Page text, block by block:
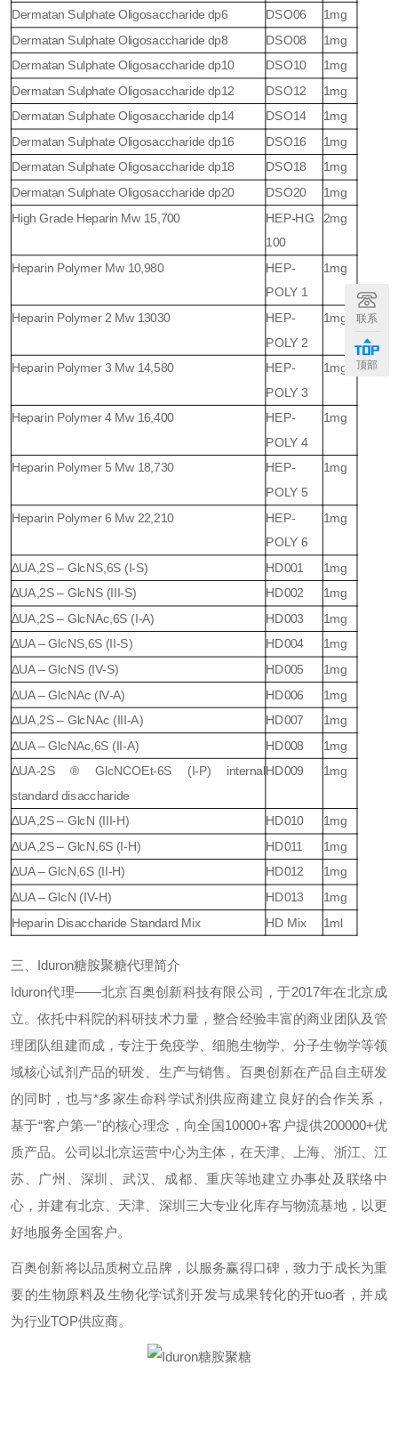
Dermatan Sulphate Oligosaccharide dp6 DSO06 1mg
Dermatan Sulphate Oligosaccharide dp8 DSO08 1mg
Dermatan Sulphate Oligosaccharide dp10 DSO10 1mg
Dermatan Sulphate Oligosaccharide dp12 DSO12
1mg
Dermatan Sulphate Oligosaccharide dp14
DSO14 1mg
Dermatan Sulphate Oligosaccharide dp16 DSO16 1mg
Dermatan Sulphate Oligosaccharide dp18 DSO18 1mg
Dermatan Sulphate Oligosaccharide dp20 DSO20 1mg
High Grade Heparin Mw 15,700
HEP-HG
100
2mg
Heparin Polymer Mw 10,980
HEP-
POLY 1
1mg
Heparin Polymer 2 Mw 13030
HEP-
POLY 2
1mg
Heparin Polymer 3 Mw 14,580 HEP-
POLY 3
1mg
Heparin Polymer 4 Mw 16,400
HEP-
POLY 4
1mg
Heparin Polymer 5 Mw 18,730 HEP-
POLY 5
1mg
Heparin Polymer 6 Mw 22,210 HEP-
POLY 6
1mg
∆UA,2S – GlcNS,6S (I-S) HD001 1mg
∆UA,2S – GlcNS (III-S) HD002 1mg
∆UA,2S – GlcNAc,6S (I-A) HD003
1mg
∆UA – GlcNS,6S (II-S)
HD004 1mg
∆UA – GlcNS (IV-S) HD005 1mg
∆UA – GlcNAc (IV-A) HD006 1mg
∆UA,2S – GlcNAc (III-A) HD007 1mg
∆UA – GlcNAc,6S (II-A) HD008
1mg
∆UA-2S ® GlcNCOEt-6S (I-P) internal
standard disaccharide
HD009 1mg
∆UA,2S – GlcN (III-H) HD010
1mg
∆UA,2S – GlcN,6S (I-H)
HD011 1mg
∆UA – GlcN,6S (II-H) HD012
1mg
∆UA – GlcN (IV-H)
HD013 1mg
Heparin Disaccharide Standard Mix HD Mix 1ml
三、 Iduron糖胺聚糖代理简介
Iduron代理——北京百奥创新科技有限公司 ，于2017年在北京成
立。依托中科院的科研技术力量，整合经验丰富的商业团队及管
理团队组建而成，专注于免疫学、细胞生物学、分子生物学等领
域核心试剂产品的研发、生产与销售。百奥创新在产品自主研发
的同时，也与*多家生命科学试剂供应商建立良好的合作关系，
基于“客户第一"的核心理念，向全国10000+客户提供200000+优
质产品。公司以北京运营中心为主体，在天津、上海、浙江、江
苏、广州、深圳、武汉、成都、重庆等地建立办事处及联络中
心，并建有北京、天津、深圳三大专业化库存与物流基地，以更
好地服务全国客户。
百奥创新将以品质树立品牌，以服务赢得口碑，致力于成长为重
要的生物原料及生物化学试剂开发与成果转化的开tuo者，并成
为行业TOP供应商。
联系
顶部